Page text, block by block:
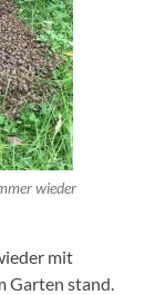
wieder
mit
Garten stand.